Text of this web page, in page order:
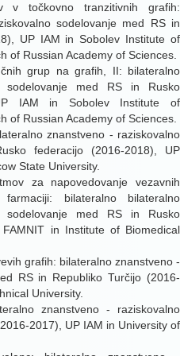
v točkovno tranzitivnih grafih:
sodelovanje med RS in
UP IAM in Sobolev Institute of
of Russian Academy of Sciences.
grup na grafih, II: bilateralno
sodelovanje med RS in Rusko
IAM in Sobolev Institute of
of Russian Academy of Sciences.
znanstveno - raziskovalno
federacijo (2016-2018), UP
State University.
za napovedovanje vezavnih
bilateralno bilateralno
sodelovanje med RS in Rusko
in Institute of Biomedical
grafih: bilateralno znanstveno -
RS in Republiko Turčijo (2016-
University.
znanstveno - raziskovalno
2017), UP IAM in University of